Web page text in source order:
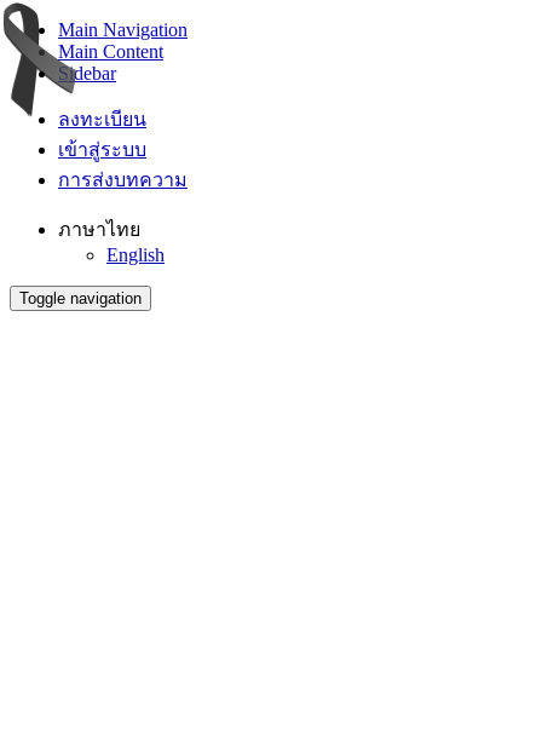
Main Navigation
Main Content
Sidebar
ลงทะเบียน
เข้าสู่ระบบ
การส่งบทความ
ภาษาไทย
English
Toggle navigation